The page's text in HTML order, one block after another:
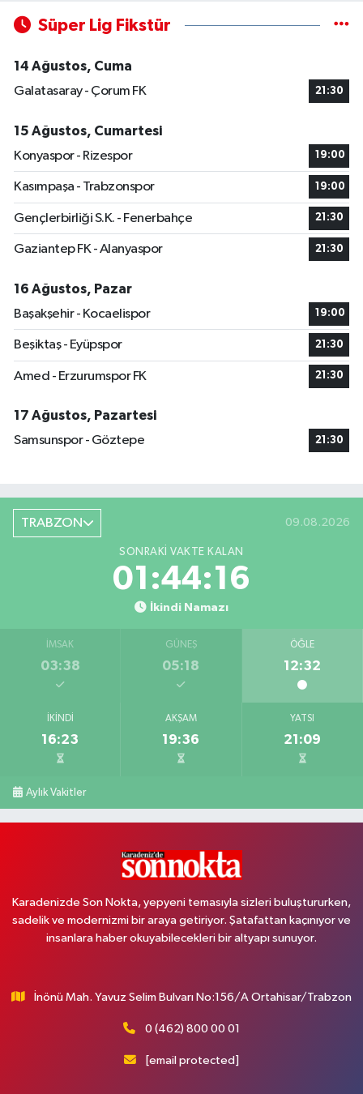
Süper Lig Fikstür
14 Ağustos, Cuma
Galatasaray - Çorum FK
21:30
15 Ağustos, Cumartesi
Konyaspor - Rizespor
19:00
Kasımpaşa - Trabzonspor 19:00
Gençlerbirliği S.K. - Fenerbahçe 21:30
Gaziantep FK - Alanyaspor 21:30
16 Ağustos, Pazar
Başakşehir - Kocaelispor
19:00
Beşiktaş - Eyüpspor 21:30
Amed - Erzurumspor FK 21:30
17 Ağustos, Pazartesi
Samsunspor - Göztepe
21:30
TRABZON 09.08.2026
SONRAKI VAKTE KALAN
01:44:15
İkindi Namazı
İMSAK
03:38
GÜNEŞ
05:18
ÖĞLE
12:32
İKINDI
16:23
AKŞAM
19:36
YATSI
21:09
Aylık Vakitler
Karadenizde Son Nokta, yepyeni temasıyla sizleri buluştururken,
sadelik ve modernizmi bir araya getiriyor. Şatafattan kaçınıyor ve
insanlara haber okuyabilecekleri bir altyapı sunuyor.
İnönü Mah. Yavuz Selim Bulvarı No:156/A Ortahisar/Trabzon
0 (462) 800 00 01
[email protected]